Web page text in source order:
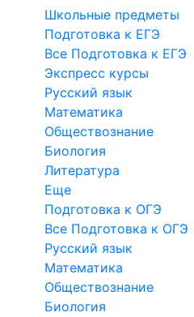
Школьные предметы
Подготовка к ЕГЭ
Все Подготовка к ЕГЭ
Экспресс курсы
Русский язык
Математика
Обществознание
Биология
Литература
Еще
Подготовка к ОГЭ
Все Подготовка к ОГЭ
Русский язык
Математика
Обществознание
Биология